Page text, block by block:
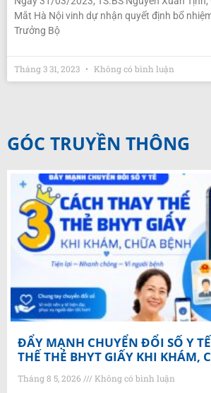
Mắt Hà Nội vinh dự nhận quyết định bổ
Trưởng Bộ
Tháng 3 31, 2023 Không có bình luận
GÓC TRUYỀN THÔNG
ĐẨY MẠNH CHUYỂN ĐỔI SỐ Y
THẾ THẺ BHYT GIẤY KHI KHÁM,
Tháng 8 5, 2026 Không có bình luận